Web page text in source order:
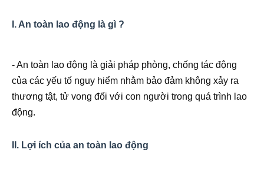
I. An toàn lao động là gì ?
- An toàn lao động là giải pháp phòng, chống tác động
của các yếu tố nguy hiểm nhằm bảo đảm không xảy ra
thương tật, tử vong đối với con người trong quá trình lao
động.
II. Lợi ích của an toàn lao động